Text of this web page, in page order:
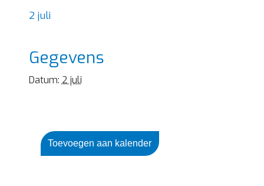
2 juli
Gegevens
Datum: 2 juli
Toevoegen aan kalender